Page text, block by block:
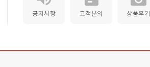
공지사항 고객문의 상품후기